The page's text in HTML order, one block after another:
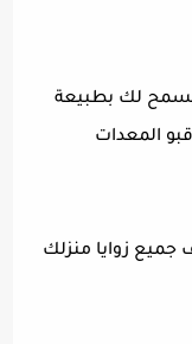
لك بطبيعة
المعدات
جميع زوايا منزلك